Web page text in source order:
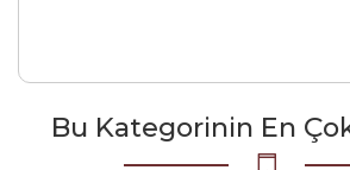
Bu Kategorinin En